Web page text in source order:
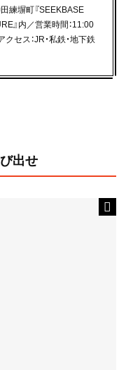
練塀町『SEEKBASE
』内／営業時間：11:00
セス：JR・私鉄・地下鉄
出せ